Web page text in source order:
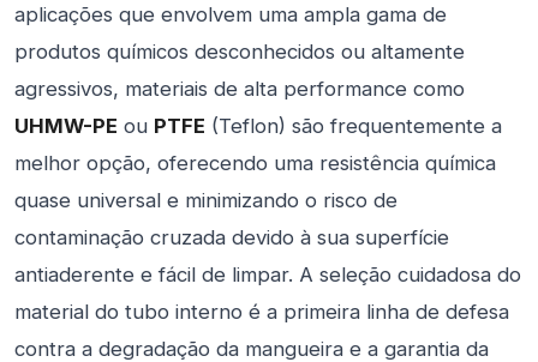
aplicações que envolvem uma ampla gama de
produtos químicos desconhecidos ou altamente
agressivos, materiais de alta performance como
UHMW-PE ou PTFE (Teflon) são frequentemente a
melhor opção, oferecendo uma resistência química
quase universal e minimizando o risco de
contaminação cruzada devido à sua superfície
antiaderente e fácil de limpar. A seleção cuidadosa do
material do tubo interno é a primeira linha de defesa
contra a degradação da mangueira e a garantia da